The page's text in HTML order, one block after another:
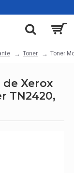
Toner Toner
Xerox
TN2420,